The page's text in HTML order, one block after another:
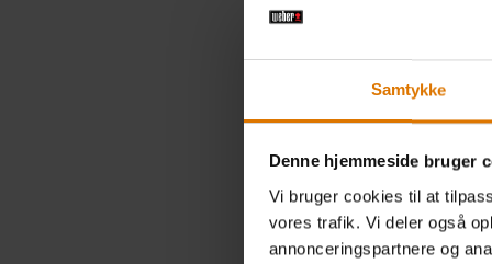
Samtykke
Denne hjemmeside bruger
Vi bruger cookies til at
vores trafik. Vi deler også
annonceringspartnere og
vores
at